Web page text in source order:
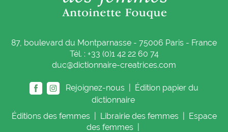
87, boulevard du Montparnasse - 75006 Paris - France
Tél. : +33 (0)1 42 22 60 74
duc@dictionnaire-creatrices.com
Rejoignez-nous |
Édition papier du
dictionnaire
Éditions des femmes Librairie des femmes
Espace
des femmes